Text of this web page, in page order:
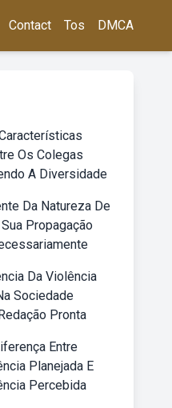
Contact Tos DMCA
Os Colegas
A Diversidade
Da Natureza De
Propagação
Da Violência
Sociedade
Pronta
Entre
Planejada E
Percebida